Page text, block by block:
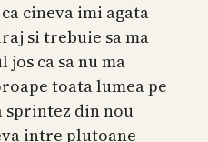
cineva imi agata
si trebuie sa ma
jos ca sa nu ma
toata lumea pe
sprintez din nou
intre plutoane